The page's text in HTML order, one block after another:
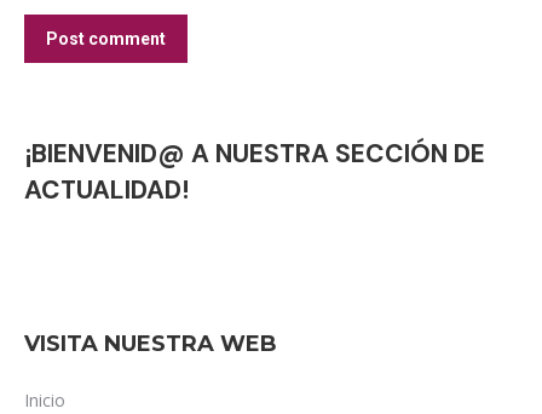
Post comment
¡BIENVENID@ A NUESTRA SECCIÓN DE
ACTUALIDAD!
VISITA NUESTRA WEB
Inicio